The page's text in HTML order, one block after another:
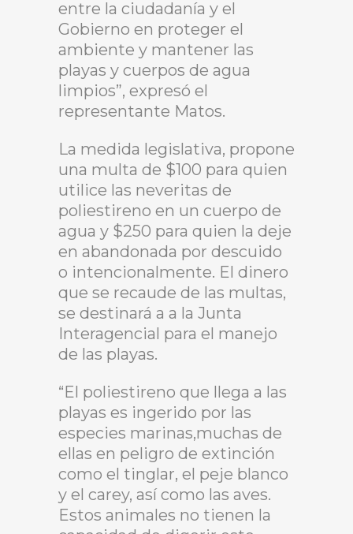
entre la ciudadanía y el
Gobierno en proteger el
ambiente y mantener las
playas y cuerpos de agua
limpios”, expresó el
representante Matos.
La medida legislativa, propone
una multa de $100 para quien
utilice las neveritas de
poliestireno en un cuerpo de
agua y $250 para quien la deje
en abandonada por descuido
o intencionalmente. El dinero
que se recaude de las multas,
se destinará a a la Junta
Interagencial para el manejo
de las playas.
“El poliestireno que llega a las
playas es ingerido por las
especies marinas,muchas de
ellas en peligro de extinción
como el tinglar, el peje blanco
y el carey, así como las aves.
Estos animales no tienen la